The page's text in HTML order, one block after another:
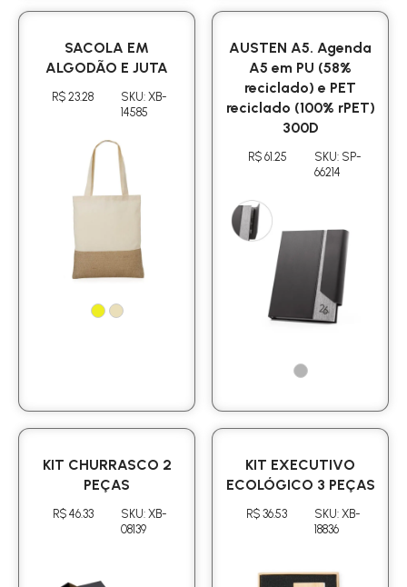
SACOLA EM
ALGODÃO E JUTA
R$ 23.28
SKU: XB-
14585
AUSTEN A5. Agenda
A5 em PU (58%
reciclado) e PET
reciclado (100% rPET)
300D
R$ 61.25
SKU: SP-
66214
KIT CHURRASCO 2
PEÇAS
R$ 46.33
SKU: XB-
08139
KIT EXECUTIVO
ECOLÓGICO 3 PEÇAS
R$ 36.53
SKU: XB-
18836